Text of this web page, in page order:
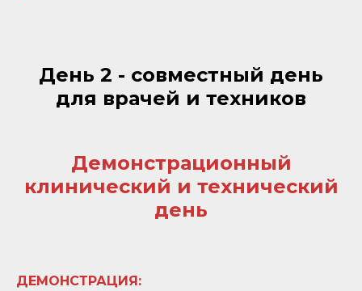
День 2 - совместный день
для врачей и техников
Демонстрационный
клинический и технический
день
ДЕМОНСТРАЦИЯ: